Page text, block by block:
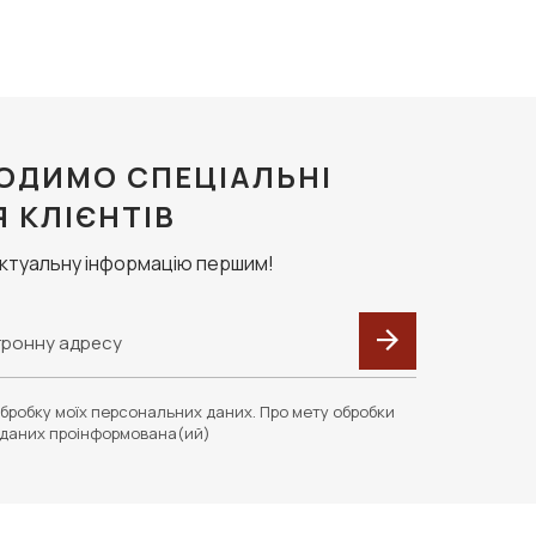
СПЕЦІАЛЬНІ
КЛІЄНТІВ
інформацію першим!
моїх персональних даних. Про мету обробки
проінформована(ий)